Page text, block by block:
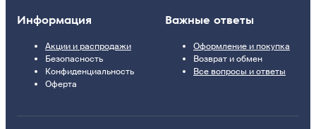
Информация
Акции и распродажи
Безопасность
Конфиденциальность
Оферта
Важные ответы
Оформление и покупка
Возврат и обмен
Все вопросы и ответы